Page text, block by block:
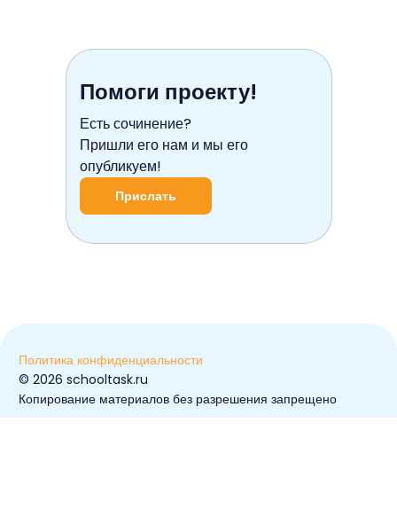
Помоги проекту!
Есть сочинение?
Пришли его нам и мы его
опубликуем!
Прислать
© ️2026 schooltask.ru
Копирование материалов без разрешения запрещено
Политика конфиденциальности